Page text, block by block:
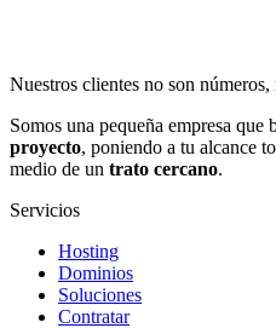
Nuestros clientes no son
Somos una pequeña empresa que
proyecto, poniendo a tu alcance
medio de un trato cercano.
Servicios
Hosting
Dominios
Soluciones
Contratar